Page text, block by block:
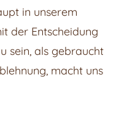
in unserem
der Entscheidung
sein, als gebraucht
macht uns